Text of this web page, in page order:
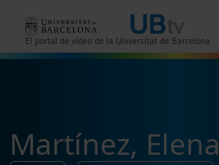
El portal de vídeo de la Universitat de Barcelona
Martínez, Elena